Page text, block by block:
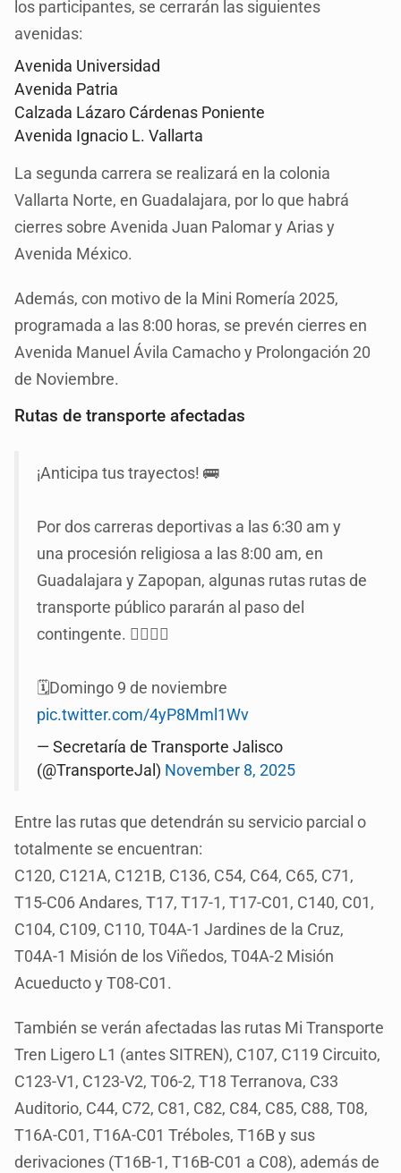
los participantes, se cerrarán las siguientes
avenidas:
Avenida Universidad
Avenida Patria
Calzada Lázaro Cárdenas Poniente
Avenida Ignacio L. Vallarta
La segunda carrera se realizará en la colonia
Vallarta Norte, en Guadalajara, por lo que habrá
cierres sobre Avenida Juan Palomar y Arias y
Avenida México.
Además, con motivo de la Mini Romería 2025,
programada a las 8:00 horas, se prevén cierres en
Avenida Manuel Ávila Camacho y Prolongación 20
de Noviembre.
Rutas de transporte afectadas
¡Anticipa tus trayectos! 🚌
Por dos carreras deportivas a las 6:30 am y
una procesión religiosa a las 8:00 am, en
Guadalajara y Zapopan, algunas rutas rutas de
transporte público pararán al paso del
contingente. 🏃‍♀️🚶‍♂️
🗓️Domingo 9 de noviembre
pic.twitter.com/4yP8Mml1Wv
— Secretaría de Transporte Jalisco
(@TransporteJal) November 8, 2025
Entre las rutas que detendrán su servicio parcial o
totalmente se encuentran:
C120, C121A, C121B, C136, C54, C64, C65, C71,
T15-C06 Andares, T17, T17-1, T17-C01, C140, C01,
C104, C109, C110, T04A-1 Jardines de la Cruz,
T04A-1 Misión de los Viñedos, T04A-2 Misión
Acueducto y T08-C01.
También se verán afectadas las rutas Mi Transporte
Tren Ligero L1 (antes SITREN), C107, C119 Circuito,
C123-V1, C123-V2, T06-2, T18 Terranova, C33
Auditorio, C44, C72, C81, C82, C84, C85, C88, T08,
T16A-C01, T16A-C01 Tréboles, T16B y sus
derivaciones (T16B-1, T16B-C01 a C08), además de